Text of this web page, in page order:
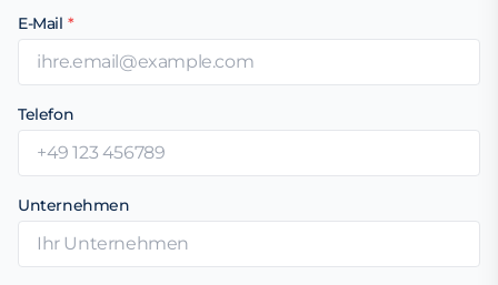
E-Mail *
Telefon
Unternehmen